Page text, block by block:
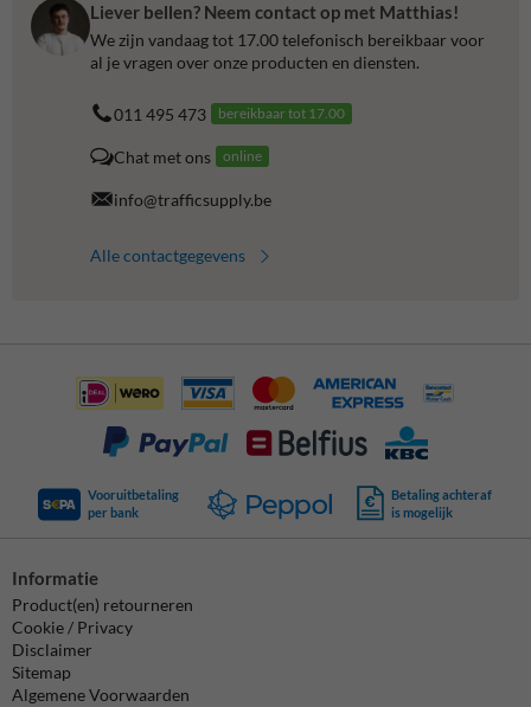
Liever bellen? Neem contact op met Matthias!
We zijn vandaag tot 17.00 telefonisch bereikbaar voor
al je vragen over onze producten en diensten.
011 495 473 bereikbaar tot 17.00
Chat met ons online
info@trafficsupply.be
Alle contactgegevens
Vooruitbetaling
per bank
Betaling achteraf
is mogelijk
Informatie
Product(en) retourneren
Cookie / Privacy
Disclaimer
Sitemap
Algemene Voorwaarden